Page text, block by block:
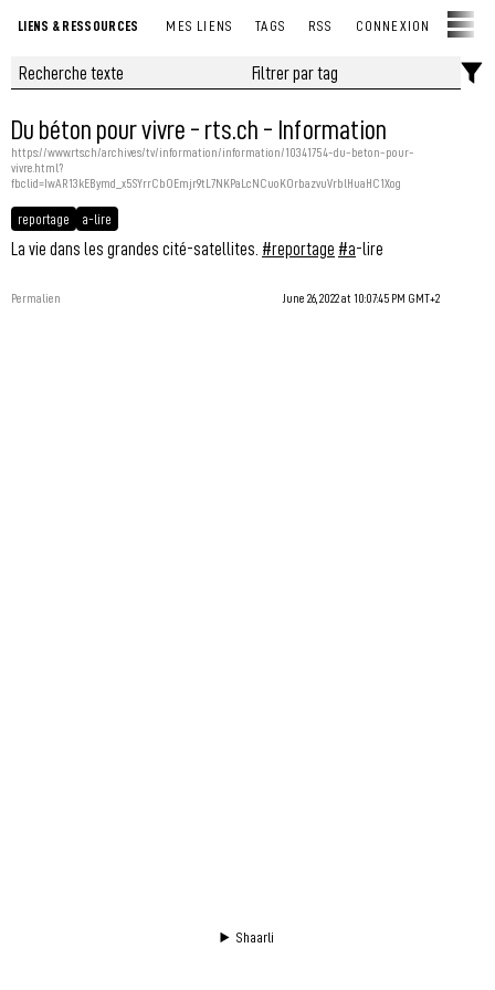
LIENS & RESSOURCES MES LIENS TAGS RSS CONNEXION
Du béton pour vivre - rts.ch - Information
https://www.rts.ch/archives/tv/information/information/10341754-du-beton-pour-
vivre.html?
fbclid=IwAR13kEBymd_x5SYrrCbOEmjr9tL7NKPaLcNCuoKOrbazvuVrblHuaHC1Xog
reportage a-lire
La vie dans les grandes cité-satellites. #reportage #a-lire
Permalien June 26, 2022 at 10:07:45 PM GMT+2
Shaarli